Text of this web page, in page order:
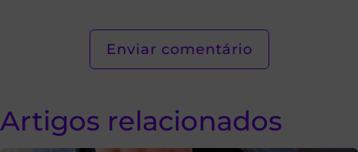
Artigos relacionados